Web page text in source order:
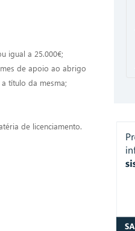
igual a 25.000€;
de apoio ao abrigo
título da mesma;
de licenciamento.